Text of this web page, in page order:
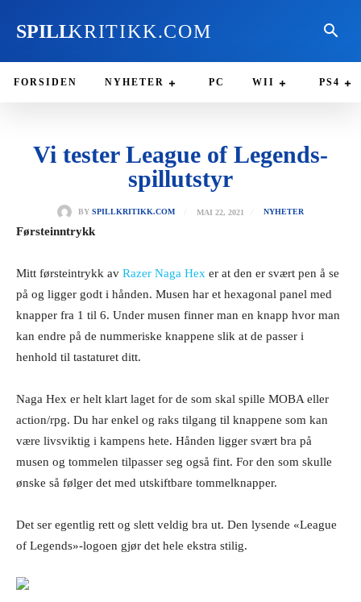
SPILLKRITIKK.COM
FORSIDEN NYHETER PC WII PS4
Vi tester League of Legends-
spillutstyr
BY SPILLKRITIKK.COM MAI 22, 2021 NYHETER
Førsteinntrykk
Mitt førsteintrykk av Razer Naga Hex er at den er svært pen å se
på og ligger godt i hånden. Musen har et hexagonal panel med
knapper fra 1 til 6. Under musen finner man en knapp hvor man
kan endre på de nummeriske knappene slik at de passer i
henhold til tastaturet ditt.
Naga Hex er helt klart laget for de som skal spille MOBA eller
action/rpg. Du har enkel og raks tilgang til knappene som kan
være livsviktig i kampens hete. Hånden ligger svært bra på
musen og tommelen tilpasser seg også fint. For den som skulle
ønske så følger det med utskiftbare tommelknapper.
Det ser egentlig rett og slett veldig bra ut. Den lysende «League
of Legends»-logoen gjør det hele ekstra stilig.